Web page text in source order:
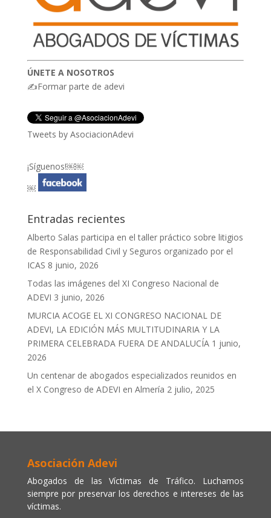
ÚNETE A NOSOTROS
✍Formar parte de adevi
Tweets by AsociacionAdevi
¡Síguenos!￼￼
￼
Entradas recientes
Alberto Salas participa en el taller práctico sobre litigios
de Responsabilidad Civil y Seguros organizado por el
ICAS 8 junio, 2026
Todas las imágenes del XI Congreso Nacional de
ADEVI 3 junio, 2026
MURCIA ACOGE EL XI CONGRESO NACIONAL DE
ADEVI, LA EDICIÓN MÁS MULTITUDINARIA Y LA
PRIMERA CELEBRADA FUERA DE ANDALUCÍA 1 junio,
2026
Un centenar de abogados especializados reunidos en
el X Congreso de ADEVI en Almería 2 julio, 2025
Asociación Adevi
Abogados de las Víctimas de Tráfico. Luchamos
siempre por preservar los derechos e intereses de las
víctimas.